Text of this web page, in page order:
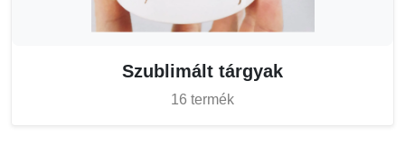
Szublimált tárgyak
16 termék